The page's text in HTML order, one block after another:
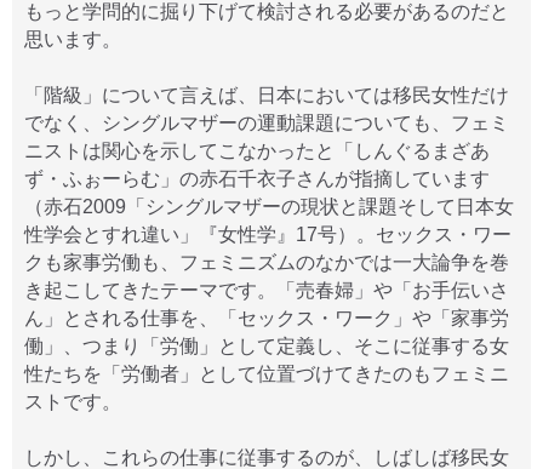
もっと学問的に掘り下げて検討される必要があるのだと
思います。
「階級」について言えば、日本においては移民女性だけ
でなく、シングルマザーの運動課題についても、フェミ
ニストは関心を示してこなかったと「しんぐるまざあ
ず・ふぉーらむ」の赤石千衣子さんが指摘しています
（赤石2009「シングルマザーの現状と課題そして日本女
性学会とすれ違い」『女性学』17号）。セックス・ワー
クも家事労働も、フェミニズムのなかでは一大論争を巻
き起こしてきたテーマです。「売春婦」や「お手伝いさ
ん」とされる仕事を、「セックス・ワーク」や「家事労
働」、つまり「労働」として定義し、そこに従事する女
性たちを「労働者」として位置づけてきたのもフェミニ
ストです。
しかし、これらの仕事に従事するのが、しばしば移民女